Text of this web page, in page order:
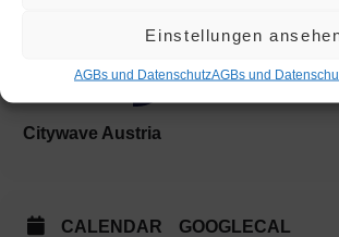
Einstellungen
AGBs und DatenschutzAGBs und
Citywave Austria
CALENDAR GOOGLECAL